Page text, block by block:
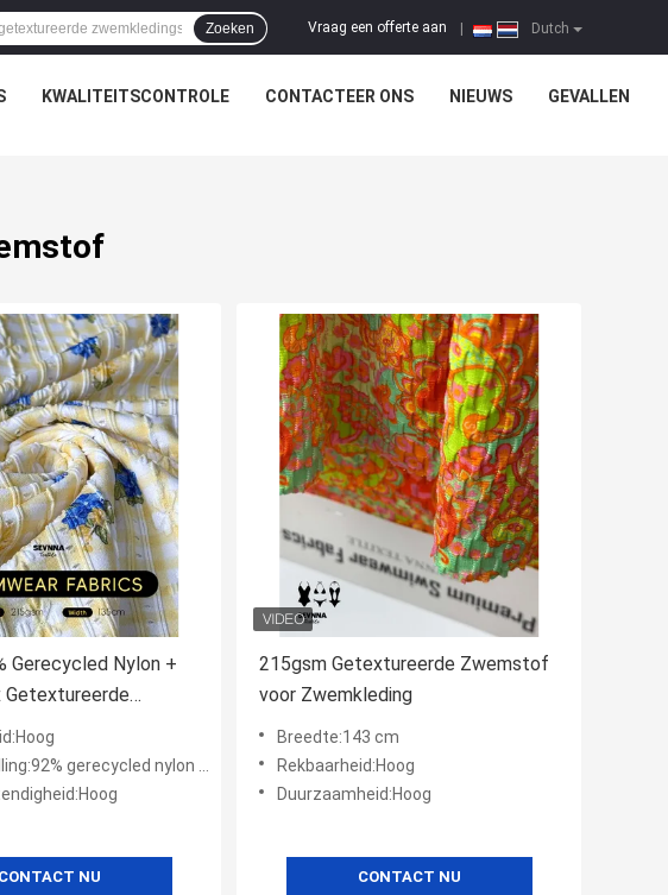
Dutch
Vraag een offerte aan
Zoeken
KWALITEITSCONTROLE CONTACTEER ONS NIEUWS GEVALLEN
Gerecycled Nylon +
Getextureerde
2419
gerecycled nylon + 8% spandex
CONTACT NU
215gsm Getextureerde Zwemstof
voor Zwemkleding
Breedte:143 cm
Rekbaarheid:Hoog
Duurzaamheid:Hoog
CONTACT NU